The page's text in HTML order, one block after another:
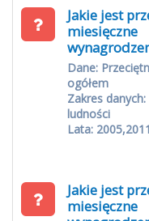
Jakie jest
miesięczne
Dane:
ogółem
Zakres
ludności
Lata:
Jakie jest
miesięczne